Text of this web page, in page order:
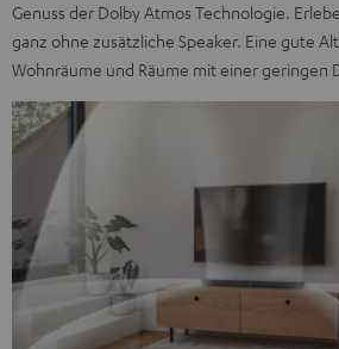
Genuss der Dolby Atmos Technologie.
ganz ohne zusätzliche Speaker. Eine gute
Wohnräume und Räume mit einer geringen